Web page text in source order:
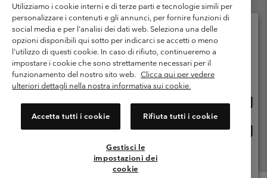
Termini di utilizzo
Condizioni Generali di Venditaa
Garanzia
Politica sulla privacy
Termini e condizioni del programma di membership
Condizioni di utilizzo dei contenuti generati dagli utenti
Impressum
Cookies
Public CBCR
Servizio clienti: Lun. - ven. 9:00 - 13:00 & 14:00- 18:00
(+)390694804176
Utilizziamo i cookie interni e di terze parti e tecnologie simili per
personalizzare i contenuti e gli annunci, per fornire funzioni di
social media e per l'analisi dei dati web. Seleziona una delle
opzioni disponibili qui sotto per indicarci se accetti o meno
l'utilizzo di questi cookie. In caso di rifiuto, continueremo a
impostare i cookie che sono strettamente necessari per il
funzionamento del nostro sito web. Clicca qui per vedere
ulteriori dettagli nella nostra informativa sui cookie.
Accetta tutti i cookie Rifiuta tutti i cookie
Gestisci le
impostazioni dei
cookie
Seleziona il paese di spedizione e la lingua
Shopping online disponibile
online
Italia
online
Visualizza Tutti I Paesi